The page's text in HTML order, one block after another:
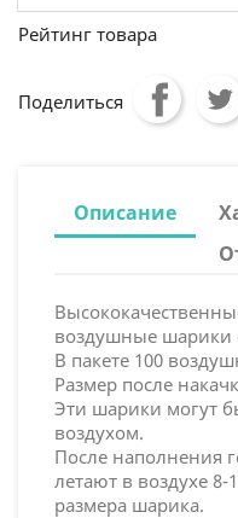
Рейтинг товара
Поделиться
Описание
воздушные шарики
В пакете 100
Размер после
Эти шарики могут
воздухом.
После наполнения
летают в воздухе 8-
размера шарика.